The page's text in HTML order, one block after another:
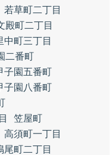
若草町二丁目
殿町二丁目
中町三丁目
二番町
子園五番町
子園八番町
笠屋町
高須町一丁目
尾町二丁目